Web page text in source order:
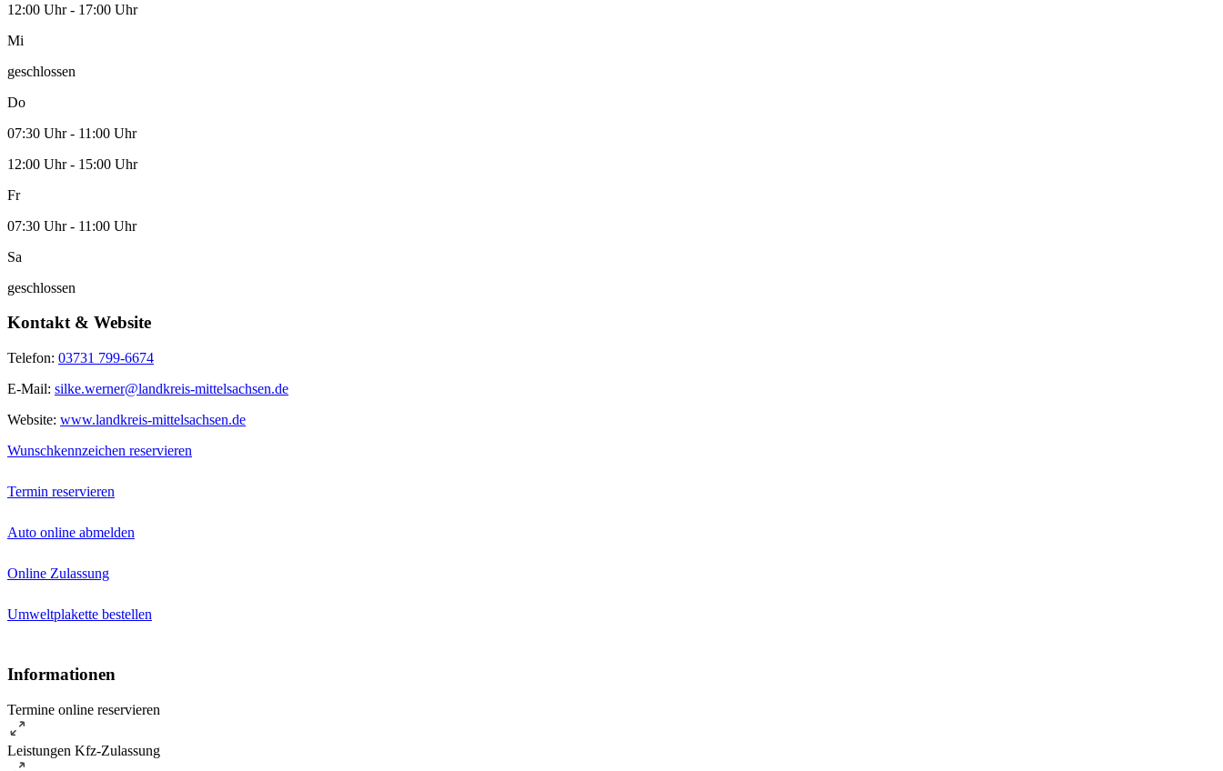
12:00 Uhr - 17:00 Uhr
Mi
geschlossen
Do
07:30 Uhr - 11:00 Uhr
12:00 Uhr - 15:00 Uhr
Fr
07:30 Uhr - 11:00 Uhr
Sa
geschlossen
Kontakt & Website
Telefon: 03731 799-6674
E-Mail: silke.werner@landkreis-mittelsachsen.de
Website: www.landkreis-mittelsachsen.de
Wunschkennzeichen reservieren
Termin reservieren
Auto online abmelden
Online Zulassung
Umweltplakette bestellen
Informationen
Termine online reservieren
Leistungen Kfz-Zulassung